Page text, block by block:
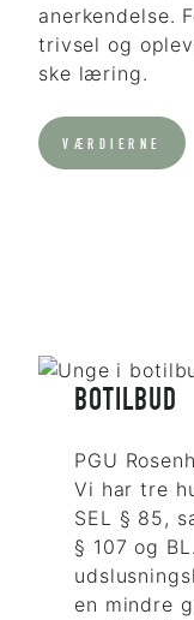
anerkendelse.
trivsel og
ske læring.
VÆRDIERNE
BOTILBUD
PGU
Vi har tre
SEL § 85,
§ 107 og
en mindre